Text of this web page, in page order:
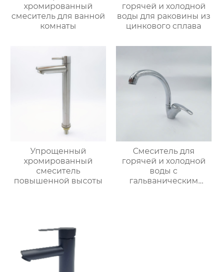
хромированный
смеситель для ванной
комнаты
горячей и холодной
воды для раковины из
цинкового сплава
Упрощенный
хромированный
смеситель
повышенной высоты
Смеситель для
горячей и холодной
воды с
гальваническим